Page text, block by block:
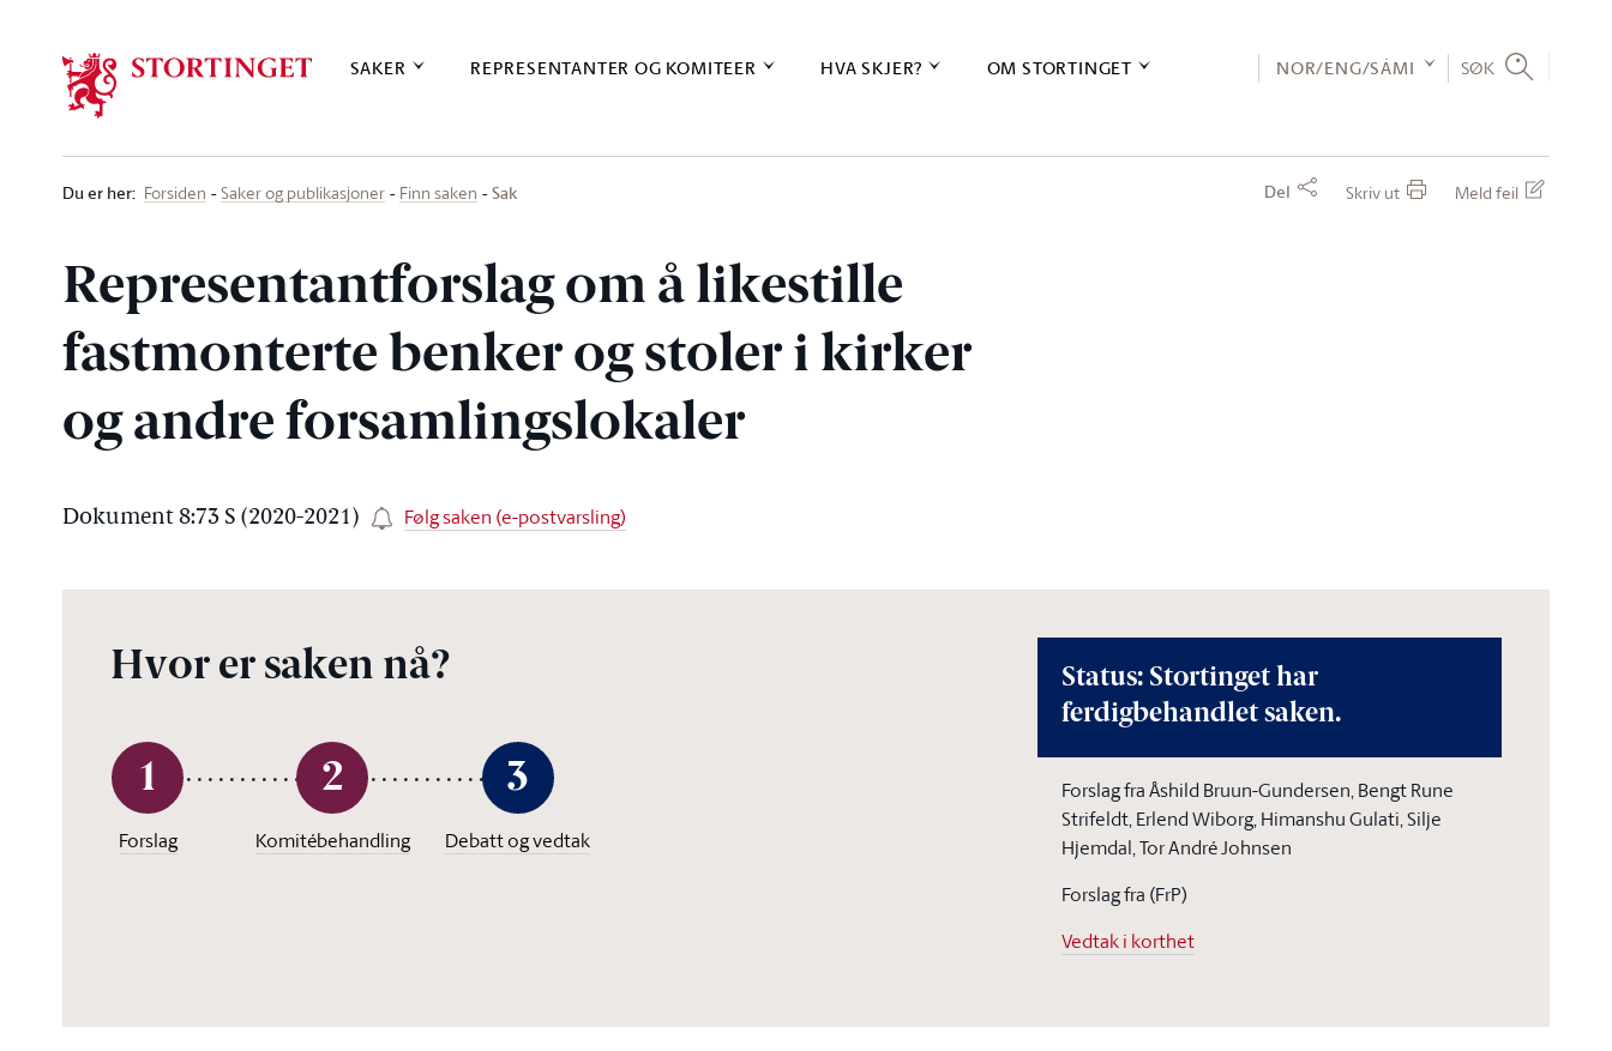
SAKER REPRESENTANTER OG KOMITEER HVA SKJER? OM STORTINGET NOR/ENG/SÁMI SØK
Du er her: Forsiden Saker og publikasjoner Finn saken Sak Del Skriv ut Meld feil
Representantforslag om å likestille
fastmonterte benker og stoler i kirker
og andre forsamlingslokaler
Dokument 8:73 S (2020-2021) Følg saken (e-postvarsling)
Hvor er saken nå?
1
Forslag
2
Komitébehandling
3
Debatt og vedtak
Status: Stortinget har
ferdigbehandlet saken.
Forslag fra Åshild Bruun-Gundersen, Bengt Rune
Strifeldt, Erlend Wiborg, Himanshu Gulati, Silje
Hjemdal, Tor André Johnsen
Forslag fra (FrP)
Vedtak i korthet